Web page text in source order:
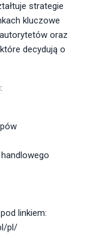
strategie
kluczowe
oraz
decydują o
linkiem:
pl/